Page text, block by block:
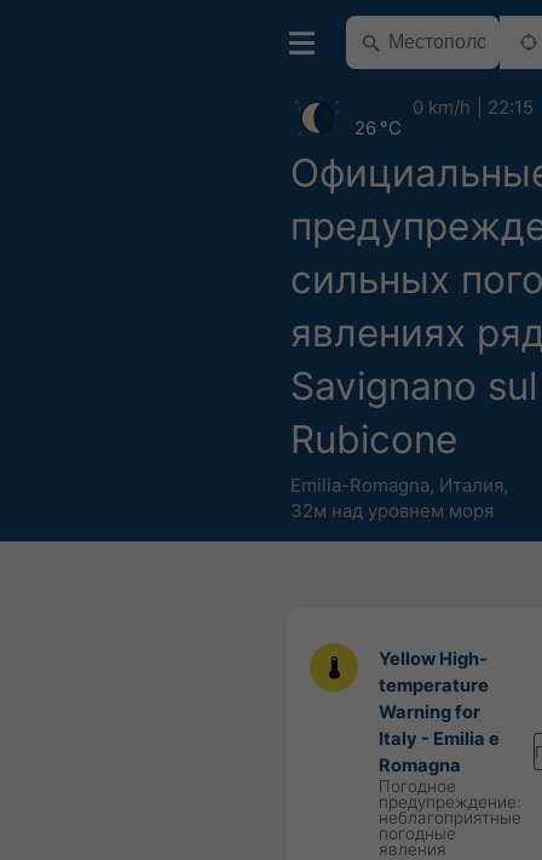
сильных
явлениях
Savignano sul
Rubicone
Emilia-Romagna, Италия,
32м над уровнем моря
26 °C
0 km/h 22:15
Yellow High-
temperature
Warning for
Italy - Emilia e
Romagna
Погодное
предупреждение:
неблагоприятные
погодные
явления